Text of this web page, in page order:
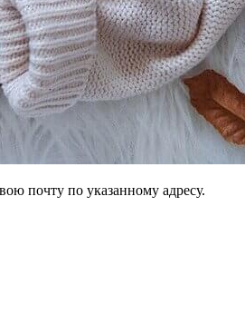
почту по указанному адресу.